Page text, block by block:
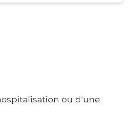
ou d'une